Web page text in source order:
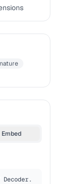
Embed